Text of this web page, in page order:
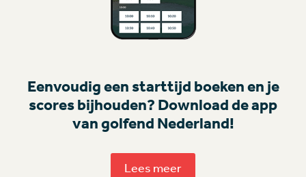
Eenvoudig een starttijd boeken en je
scores bijhouden? Download de app
van golfend Nederland!
Lees meer